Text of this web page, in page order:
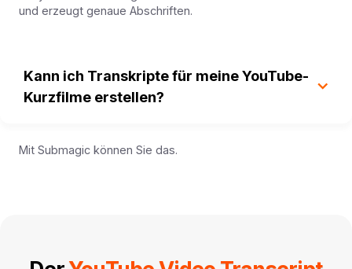
und erzeugt genaue Abschriften.
Kann ich Transkripte für meine YouTube-
Kurzfilme erstellen?
Mit Submagic können Sie das.